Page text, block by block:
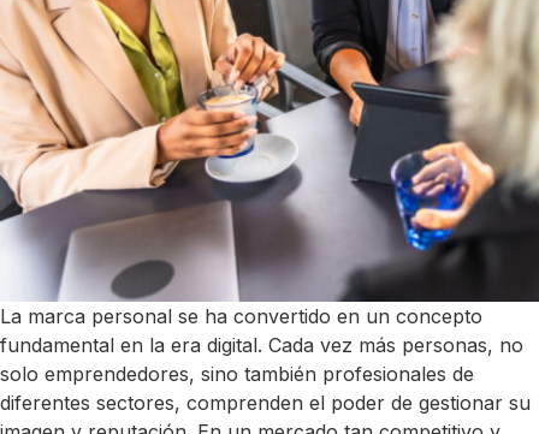
La marca personal se ha convertido en un concepto
fundamental en la era digital. Cada vez más personas, no
solo emprendedores, sino también profesionales de
diferentes sectores, comprenden el poder de gestionar su